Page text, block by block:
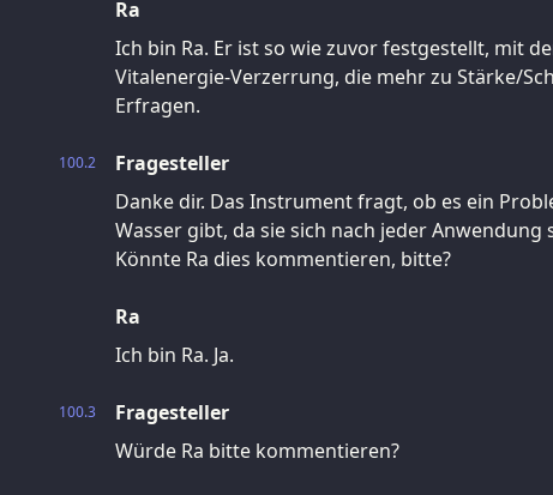
Ra
Ich bin Ra. Er ist so wie zuvor festgestellt, mit
Vitalenergie-Verzerrung, die mehr zu Stärke/
Erfragen.
100.2
Fragesteller
Danke dir. Das Instrument fragt, ob es ein
Wasser gibt, da sie sich nach jeder
Könnte Ra dies kommentieren, bitte?
Ra
Ich bin Ra. Ja.
100.3
Fragesteller
Würde Ra bitte kommentieren?